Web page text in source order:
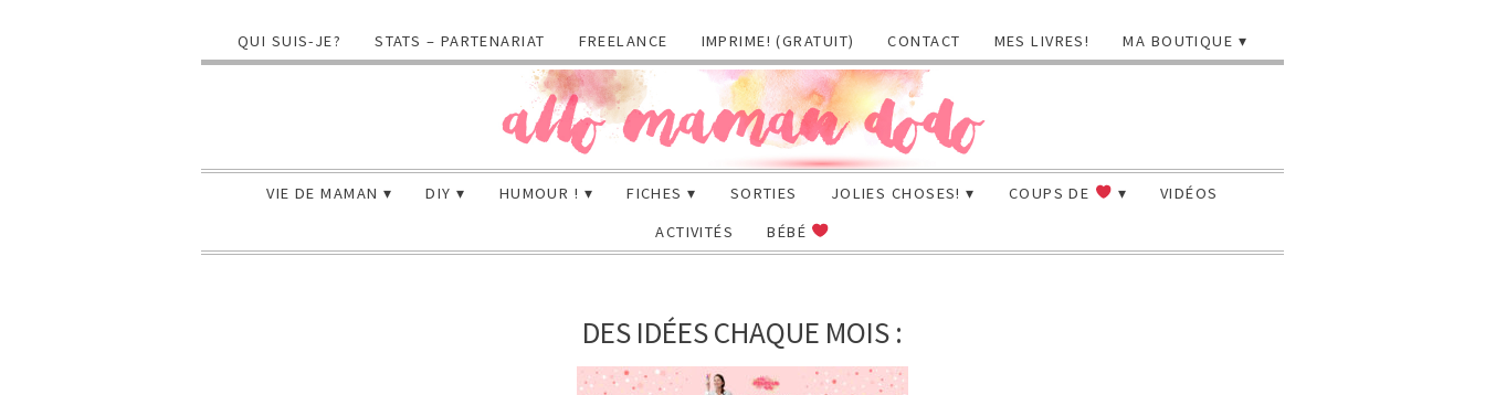
QUI SUIS-JE? STATS – PARTENARIAT FREELANCE IMPRIME! (GRATUIT) CONTACT MES LIVRES! MA BOUTIQUE
VIE DE MAMAN DIY HUMOUR ! FICHES SORTIES JOLIES CHOSES! COUPS DE
VIDÉOS
ACTIVITÉS
BÉBÉ
DES IDÉES CHAQUE MOIS :